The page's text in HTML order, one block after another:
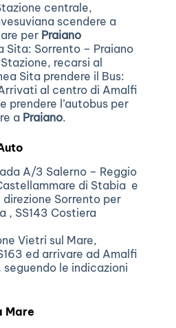
centrale,
scendere a
per Praiano
Sita: Sorrento – Praiano
recarsi al
Sita prendere il Bus:
al centro di Amalfi
prendere l’autobus per
a Praiano.
A/3 Salerno – Reggio
di Stabia e
Sorrento per
, SS143 Costiera
Vietri sul Mare,
ed arrivare ad Amalfi
seguendo le indicazioni
Mare